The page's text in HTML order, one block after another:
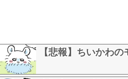
【悲報】ちいかわ